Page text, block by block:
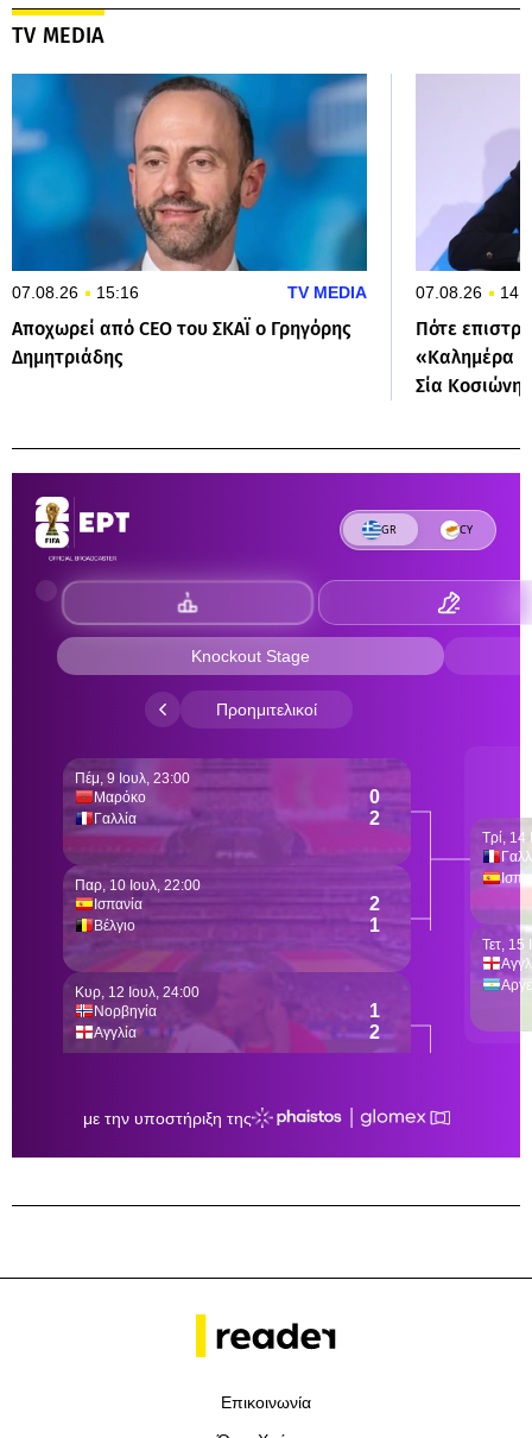
TV MEDIA
07.08.26 15:16 TV MEDIA
Αποχωρεί από CEO του ΣΚΑΪ ο Γρηγόρης
Δημητριάδης
07.08.26
Πότε
«Καλημέρα
Σία Κοσιώνη
Επικοινωνία